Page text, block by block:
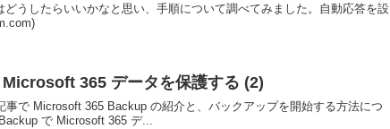
うしたらいいかなと思い、手順について調べてみました。自動応答を設
365 データを保護する (2)
で Microsoft 365 Backup の紹介と、バックアップを開始する方法につ
で Microsoft 365 デ...